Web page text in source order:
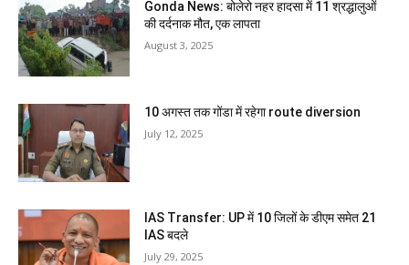
Gonda News: बोलेरो नहर हादसा में 11 श्रद्धालुओं
की दर्दनाक मौत, एक लापता
August 3, 2025
10 अगस्त तक गोंडा में रहेगा route diversion
July 12, 2025
IAS Transfer: UP में 10 जिलों के डीएम समेत 21
IAS बदले
July 29, 2025